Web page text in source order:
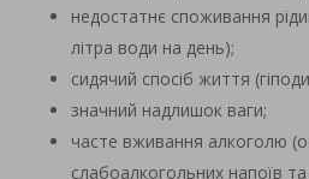
недостатнє споживання
літра води на день);
сидячий спосіб життя
значний надлишок ваги;
часте вживання алкоголю
слабоалкогольних напоїв